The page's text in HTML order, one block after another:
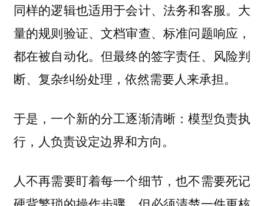
同样的逻辑也适用于会计、法务和客服。大
量的规则验证、文档审查、标准问题响应，
都在被自动化。但最终的签字责任、风险判
断、复杂纠纷处理，依然需要人来承担。
于是，一个新的分工逐渐清晰：模型负责执
行，人负责设定边界和方向。
人不再需要盯着每一个细节，也不需要死记